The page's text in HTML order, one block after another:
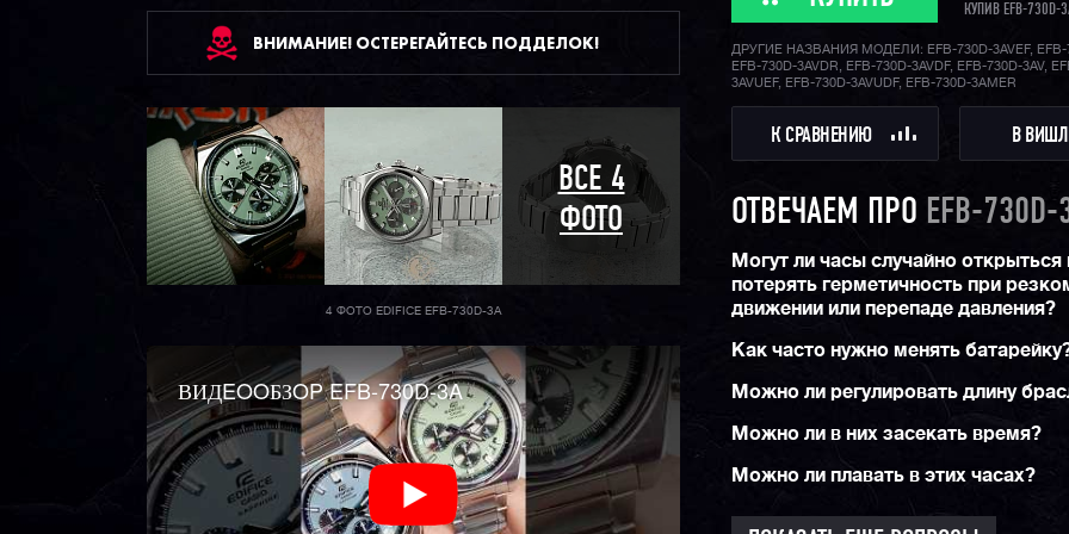
ВНИМАНИЕ! ОСТЕРЕГАЙТЕСЬ ПОДДЕЛОК!
ВСЕ 4
ФОТО
4 ФОТО EDIFICE EFB-730D-3A
ВИДEOOБЗOP EFB-730D-3A
стеклом, некоторые из них имеют
выдержанными дизайнами моделей, делает
популярными среди огромного числа мужчин
КУПИВ EFB-730D-
ДРУГИЕ НАЗВАНИЯ МОДЕЛИ: EFB-730D-3AVEF, EFB-
EFB-730D-3AVDR, EFB-730D-3AVDF, EFB-730D-3AV,
3AVUEF, EFB-730D-3AVUDF, EFB-730D-3AMER
К СРАВНЕНИЮ В
ОТВЕЧАЕМ ПРО EFB-730D-
Могут ли часы случайно открыться
потерять герметичность при
движении или перепаде давления?
Как часто нужно менять
Можно ли регулировать длину
Можно ли в них засекать время?
Можно ли плавать в этих часах?